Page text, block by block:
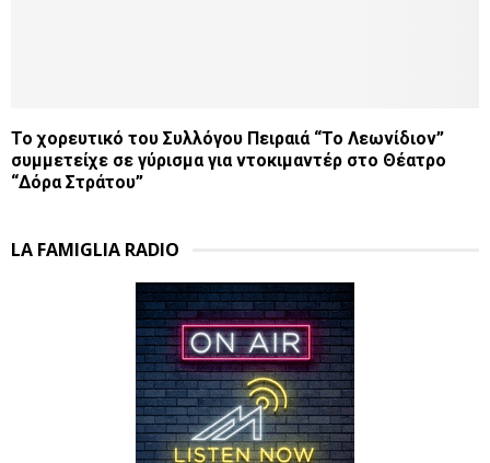
Το χορευτικό του Συλλόγου Πειραιά “Το Λεωνίδιον”
συμμετείχε σε γύρισμα για ντοκιμαντέρ στο Θέατρο
“Δόρα Στράτου”
LA FAMIGLIA RADIO